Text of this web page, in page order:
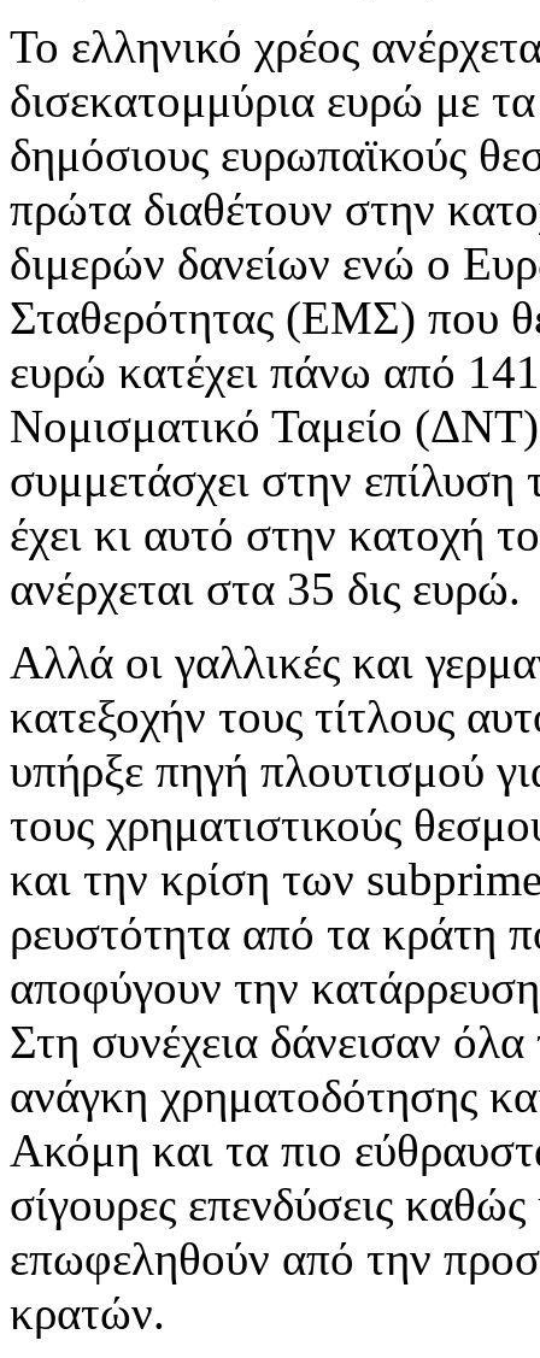
Το ελληνικό χρέος
δισεκατομμύρια ευρώ με
δημόσιους ευρωπαϊκούς
πρώτα διαθέτουν στην
διμερών δανείων ενώ ο
Σταθερότητας (ΕΜΣ) που
ευρώ κατέχει πάνω από
Νομισματικό Ταμείο
συμμετάσχει στην επίλυση
έχει κι αυτό στην κατοχή
ανέρχεται στα 35 δις ευρώ.
Αλλά οι γαλλικές και
κατεξοχήν τους τίτλους
υπήρξε πηγή πλουτισμού
τους χρηματιστικούς
και την κρίση των
ρευστότητα από τα κράτη
αποφύγουν την
Στη συνέχεια δάνεισαν
ανάγκη χρηματοδότησης
Ακόμη και τα πιο
σίγουρες επενδύσεις
επωφεληθούν από την
κρατών.